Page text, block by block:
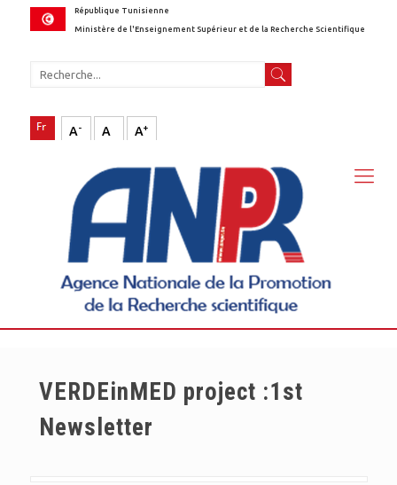
République Tunisienne
Ministère de l'Enseignement Supérieur et de la Recherche Scientifique
A- A A+
VERDEinMED project :1st
Newsletter